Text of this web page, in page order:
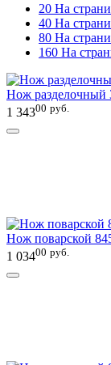
20 На
40 На
80 На
160 На
Нож разделочный
1 34300 руб.
Нож поварской
1 03400 руб.